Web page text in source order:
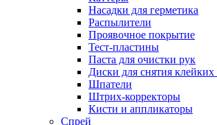
Насадки для герметика
Распылители
Проявочное покрытие
Тест-пластины
Паста для очистки рук
Диски для снятия клейких
Шпатели
Штрих-корректоры
Кисти и аппликаторы
Спрей